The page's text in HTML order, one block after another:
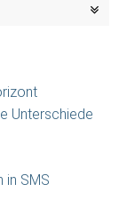
Unterschiede
in SMS